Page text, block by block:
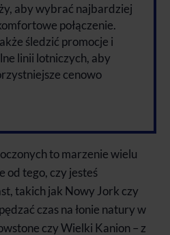
aby wybrać najbardziej
połączenie.
śledzić promocje i
linii lotniczych, aby
cenowo
to marzenie wielu
od tego, czy jesteś
takich jak Nowy Jork czy
czas na łonie natury w
czy Wielki Kanion – z